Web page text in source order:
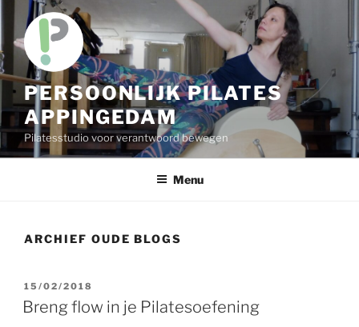
content
PERSOONLIJK PILATES
APPINGEDAM
Pilatesstudio voor verantwoord bewegen
Menu
ARCHIEF OUDE BLOGS
POSTED
ON
15/02/2018
Breng flow in je Pilatesoefening